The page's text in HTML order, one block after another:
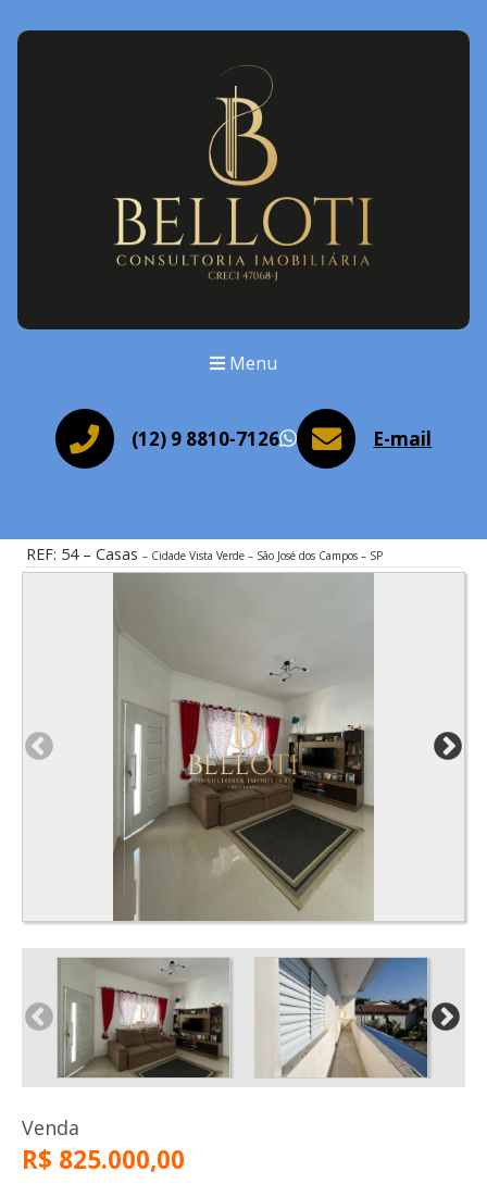
Menu
(12) 9 8810-7126 WhatsApp
E-mail
REF: 54 – Casas Cidade Vista Verde – São José dos Campos – SP
Venda
R$ 825.000,00